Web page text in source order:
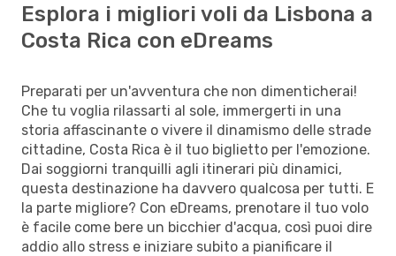
Esplora i migliori voli da Lisbona a
Costa Rica con eDreams
Preparati per un'avventura che non dimenticherai!
Che tu voglia rilassarti al sole, immergerti in una
storia affascinante o vivere il dinamismo delle strade
cittadine, Costa Rica è il tuo biglietto per l'emozione.
Dai soggiorni tranquilli agli itinerari più dinamici,
questa destinazione ha davvero qualcosa per tutti. E
la parte migliore? Con eDreams, prenotare il tuo volo
è facile come bere un bicchier d'acqua, così puoi dire
addio allo stress e iniziare subito a pianificare il